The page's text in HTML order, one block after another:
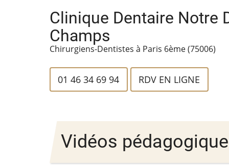
Clinique Dentaire Notre
Champs
Chirurgiens-Dentistes à Paris 6ème (75006)
01 46 34 69 94 RDV EN LIGNE
Vidéos